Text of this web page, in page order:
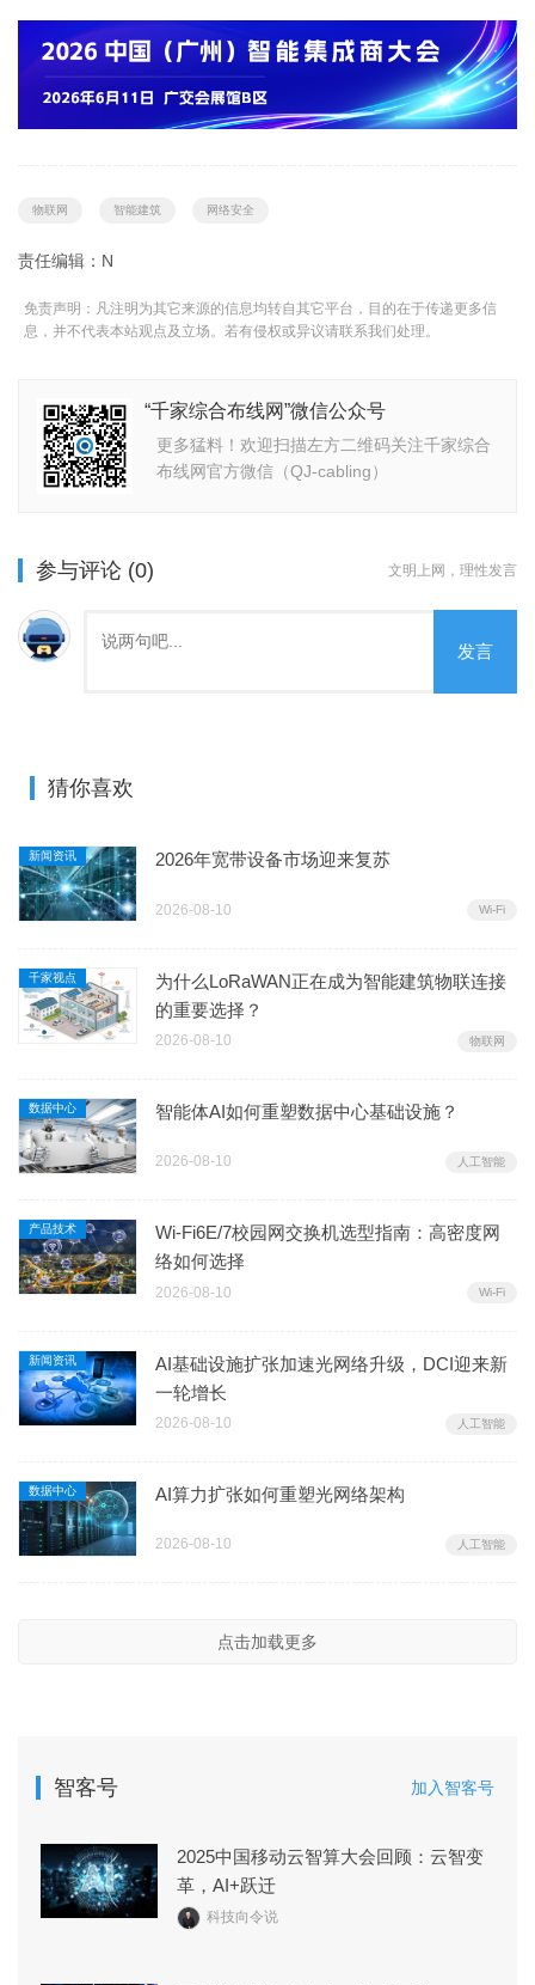
物联网 智能建筑 网络安全
责任编辑：N
免责声明：凡注明为其它来源的信息均转自其它平台，目的在于传递更多信
息，并不代表本站观点及立场。若有侵权或异议请联系我们处理。
“千家综合布线网”微信公众号
更多猛料！欢迎扫描左方二维码关注千家综合
布线网官方微信（QJ-cabling）
参与评论 (0) 文明上网，理性发言
发言
猜你喜欢
新闻资讯 2026年宽带设备市场迎来复苏
2026-08-10 Wi-Fi
千家视点
为什么LoRaWAN正在成为智能建筑物联连接
的重要选择？
2026-08-10 物联网
数据中心 智能体AI如何重塑数据中心基础设施？
2026-08-10 人工智能
产品技术
Wi-Fi6E/7校园网交换机选型指南：高密度网
络如何选择
2026-08-10 Wi-Fi
新闻资讯
AI基础设施扩张加速光网络升级，DCI迎来新
一轮增长
2026-08-10 人工智能
数据中心 AI算力扩张如何重塑光网络架构
2026-08-10 人工智能
点击加载更多
智客号 加入智客号
2025中国移动云智算大会回顾：云智变
革，AI+跃迁
科技向令说